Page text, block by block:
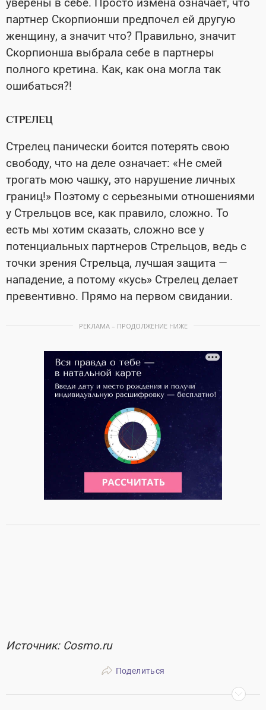
уверены в себе. Просто измена означает, что
партнер Скорпионши предпочел ей другую
женщину, а значит что? Правильно, значит
Скорпионша выбрала себе в партнеры
полного кретина. Как, как она могла так
ошибаться?!
СТРЕЛЕЦ
Стрелец панически боится потерять свою
свободу, что на деле означает: «Не смей
трогать мою чашку, это нарушение личных
границ!» Поэтому с серьезными отношениями
у Стрельцов все, как правило, сложно. То
есть мы хотим сказать, сложно все у
потенциальных партнеров Стрельцов, ведь с
точки зрения Стрельца, лучшая защита —
нападение, а потому «кусь» Стрелец делает
превентивно. Прямо на первом свидании.
РЕКЛАМА – ПРОДОЛЖЕНИЕ НИЖЕ
Источник: Cosmo.ru
Поделиться